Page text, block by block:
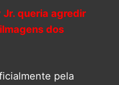
queria agredir
dos
pela